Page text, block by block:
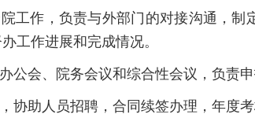
工作，负责与外部门的对接沟通，
工作进展和完成情况。
公会、院务会议和综合性会议，负责
协助人员招聘，合同续签办理，年度